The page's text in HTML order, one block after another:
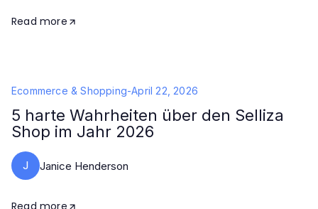
Read more
Ecommerce & Shopping-April 22, 2026
5 harte Wahrheiten über den Selliza
Shop im Jahr 2026
J Janice Henderson
Read more